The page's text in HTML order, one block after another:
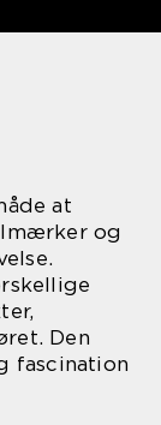
at
og
Den
fascination